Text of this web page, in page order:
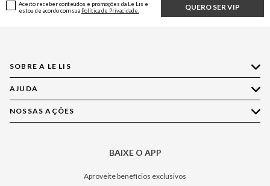
QUERO SER VIP
Aceito receber conteúdos e promoções da Le Lis e
estou de acordo com sua Política de Privacidade.
SOBRE A LE LIS
Quem Somos
Nossas Lojas
Política de Privacidade
AJUDA
Compre pelo WhatsApp
Central de Relacionamento
NOSSAS AÇÕES
BAIXE O APP
Aproveite benefícios exclusivos